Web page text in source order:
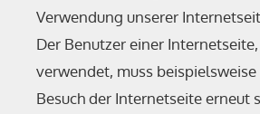
Verwendung unserer
Der Benutzer einer
verwendet, muss
Besuch der Internetseite erneut